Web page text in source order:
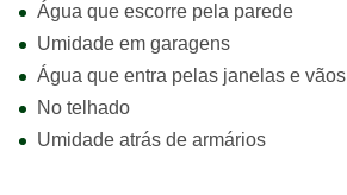
Água que escorre pela parede
Umidade em garagens
Água que entra pelas janelas e vãos
No telhado
Umidade atrás de armários